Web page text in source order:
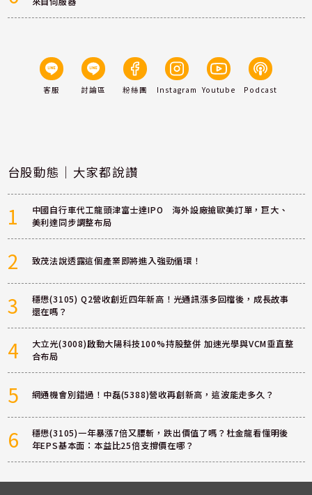
客服 討論區 粉絲團 Instagram Youtube Podcast
台股動態｜大家都說讚
1
中國自行車代工龍頭津富士達IPO 海外設廠搶歐美訂單，巨大、
美利達同步調整布局
2 致茂法說透露這個產業即將進入強勁循環！
3
穩懋(3105) Q2營收創近四年新高！光通訊漲多回檔後，成長故事
還在嗎？
4
大立光(3008)啟動大陽科技100%持股整併 加速光學與VCM垂直整
合布局
5 網通機會別錯過！中磊(5388)營收再創新高，這波能走多久？
6
穩懋(3105)一年暴漲7倍又腰斬，跌出價值了嗎？杜金龍看懂明後
年EPS基本面：本益比25倍支撐價在哪？